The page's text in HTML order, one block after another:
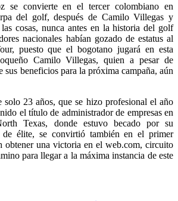
se convierte en el tercer colombiano en
del golf, después de Camilo Villegas y
cosas, nunca antes en la historia del golf
nacionales habían gozado de estatus al
puesto que el bogotano jugará en esta
Camilo Villegas, quien a pesar de
sus beneficios para la próxima campaña, aún
23 años, que se hizo profesional el año
el título de administrador de empresas en
Texas, donde estuvo becado por su
élite, se convirtió también en el primer
obtener una victoria en el web.com, circuito
para llegar a la máxima instancia de este